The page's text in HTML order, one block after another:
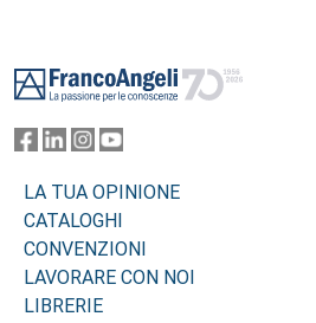
LA TUA OPINIONE
CATALOGHI
CONVENZIONI
LAVORARE CON NOI
LIBRERIE